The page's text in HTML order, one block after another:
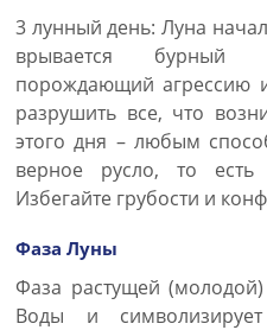
3 лунный день: Луна
врывается бурный
порождающий агрессию
разрушить все, что
этого дня – любым
верное русло, то
Избегайте грубости и
Фаза Луны
Фаза растущей
Воды и